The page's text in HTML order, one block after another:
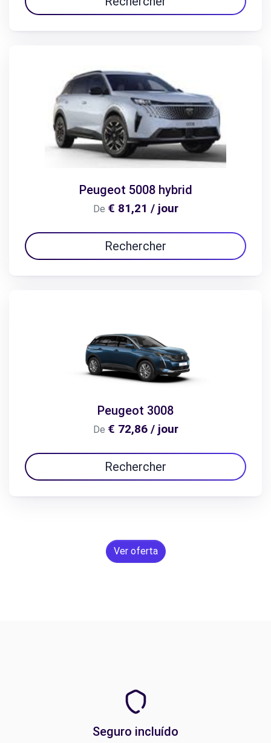
Peugeot 5008 hybrid
De € 81,21 / jour
Rechercher
Peugeot 3008
De € 72,86 / jour
Rechercher
Ver oferta
Seguro incluído